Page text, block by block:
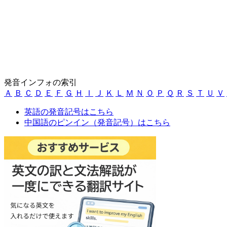
発音インフォの索引
Ａ
Ｂ Ｃ Ｄ Ｅ Ｆ Ｇ Ｈ Ｉ Ｊ Ｋ Ｌ Ｍ Ｎ Ｏ Ｐ Ｑ Ｒ Ｓ Ｔ Ｕ Ｖ
英語の発音記号はこちら
中国語のピンイン（発音記号）はこちら